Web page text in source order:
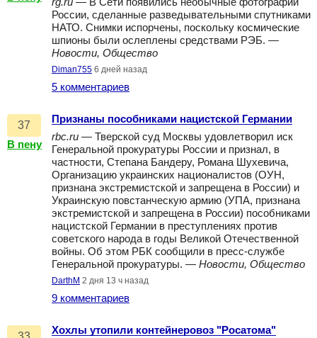
России, сделанные разведывательными спутниками
НАТО. Снимки испорчены, поскольку космические
шпионы были ослеплены средствами РЭБ. —
Новости, Общество
Diman755 6 дней назад
5 комментариев
37
В пену
Признаны пособниками нацистской Германии
rbc.ru — Тверской суд Москвы удовлетворил иск
Генеральной прокуратуры России и признал, в
частности, Степана Бандеру, Романа Шухевича,
Организацию украинских националистов (ОУН,
признана экстремистской и запрещена в России) и
Украинскую повстанческую армию (УПА, признана
экстремистской и запрещена в России) пособниками
нацистской Германии в преступлениях против
советского народа в годы Великой Отечественной
войны. Об этом РБК сообщили в пресс-службе
Генеральной прокуратуры. — Новости, Общество
DarthM 2 дня 13 ч назад
9 комментариев
Хохлы утопили контейнеровоз "Росатома"